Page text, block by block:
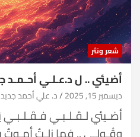
شعر ونثر
أضيئي .. ل د.عـلـي أحـمـد
ديسمبر 15, 2025 د. علي أحمد جديد
أضـيئي لـقَـلـبـي